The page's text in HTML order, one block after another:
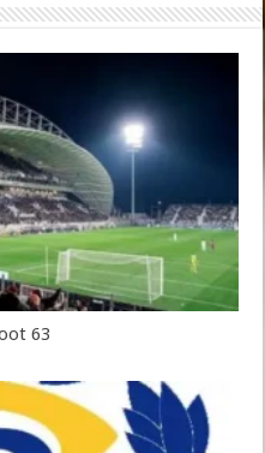
63